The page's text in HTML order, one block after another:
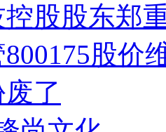
股股东郑
股价
了